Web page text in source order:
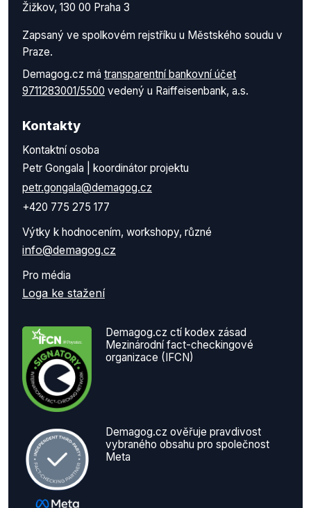
Žižkov, 130 00 Praha 3
Zapsaný ve spolkovém rejstříku u Městského soudu v
Praze.
Demagog.cz má transparentní bankovní účet
9711283001/5500 vedený u Raiffeisenbank, a.s.
Kontakty
Kontaktní osoba
Petr Gongala | koordinátor projektu
petr.gongala@demagog.cz
+420 775 275 177
Výtky k hodnocením, workshopy, různé
info@demagog.cz
Pro média
Loga ke stažení
Demagog.cz ctí kodex zásad
Mezinárodní fact-checkingové
organizace (IFCN)
Demagog.cz ověřuje pravdivost
vybraného obsahu pro společnost
Meta